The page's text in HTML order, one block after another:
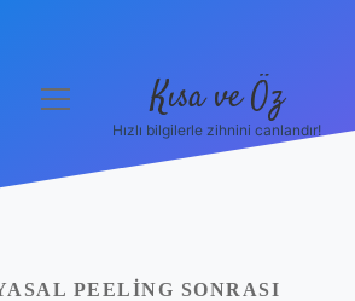
menüyü
Kısa ve Öz
Hızlı bilgilerle zihnini canlandır!
PEELING SONRASI